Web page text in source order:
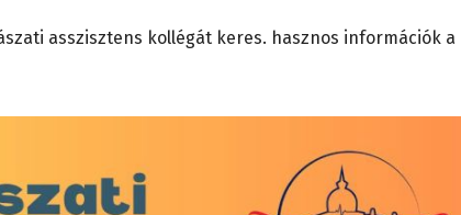
asszisztens kollégát keres. hasznos információk a